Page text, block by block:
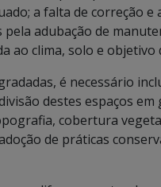
a falta de correção
adubação de
ao clima, solo e objetivo
é necessário
destes espaços
cobertura
de práticas